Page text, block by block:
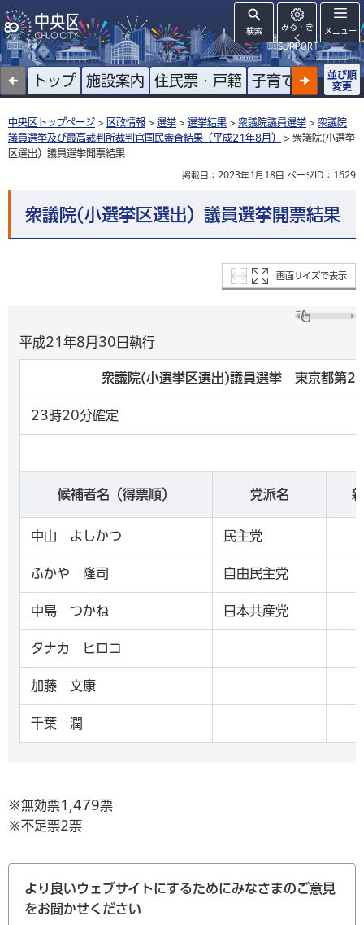
検索
みる・き
く
SUPPORT
メニュー
トップ 施設案内 住民票・戸籍 子育て 高齢者
並び順
変更
中央区トップページ > 区政情報 > 選挙 > 選挙結果 > 衆議院議員選挙 > 衆議院
議員選挙及び最高裁判所裁判官国民審査結果（平成21年8月）
> 衆議院(小選挙
区選出）議員選挙開票結果
掲載日：2023年1月18日 ページID：1629
衆議院(小選挙区選出）議員選挙開票結果
画面サイズで表示
平成21年8月30日執行
衆議院(小選挙区選出)議員選挙 東京都第2
23時20分確定
候補者名（得票順） 党派名
中山 よしかつ 民主党
ふかや 隆司 自由民主党
中島 つかね 日本共産党
タナカ ヒロコ
加藤 文康
千葉 潤
※無効票1,479票
※不足票2票
より良いウェブサイトにするためにみなさまのご意見
をお聞かせください